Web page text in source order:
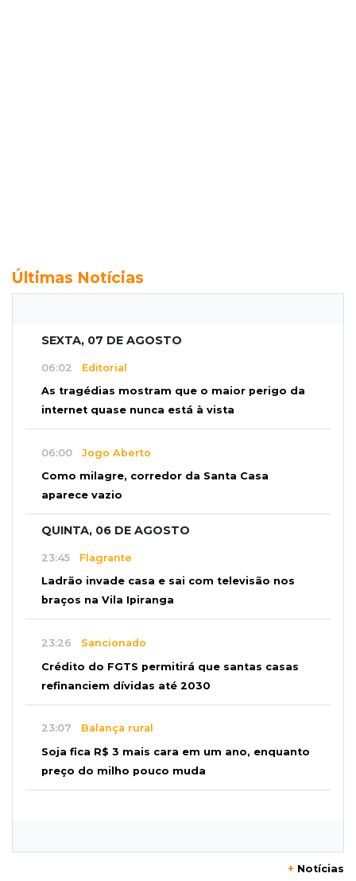
Últimas Notícias
SEXTA, 07 DE AGOSTO
06:02 Editorial
As tragédias mostram que o maior perigo da
internet quase nunca está à vista
06:00 Jogo Aberto
Como milagre, corredor da Santa Casa
aparece vazio
QUINTA, 06 DE AGOSTO
23:45 Flagrante
Ladrão invade casa e sai com televisão nos
braços na Vila Ipiranga
23:26 Sancionado
Crédito do FGTS permitirá que santas casas
refinanciem dívidas até 2030
23:07 Balança rural
Soja fica R$ 3 mais cara em um ano, enquanto
preço do milho pouco muda
na Mega-Sena
+ Notícias